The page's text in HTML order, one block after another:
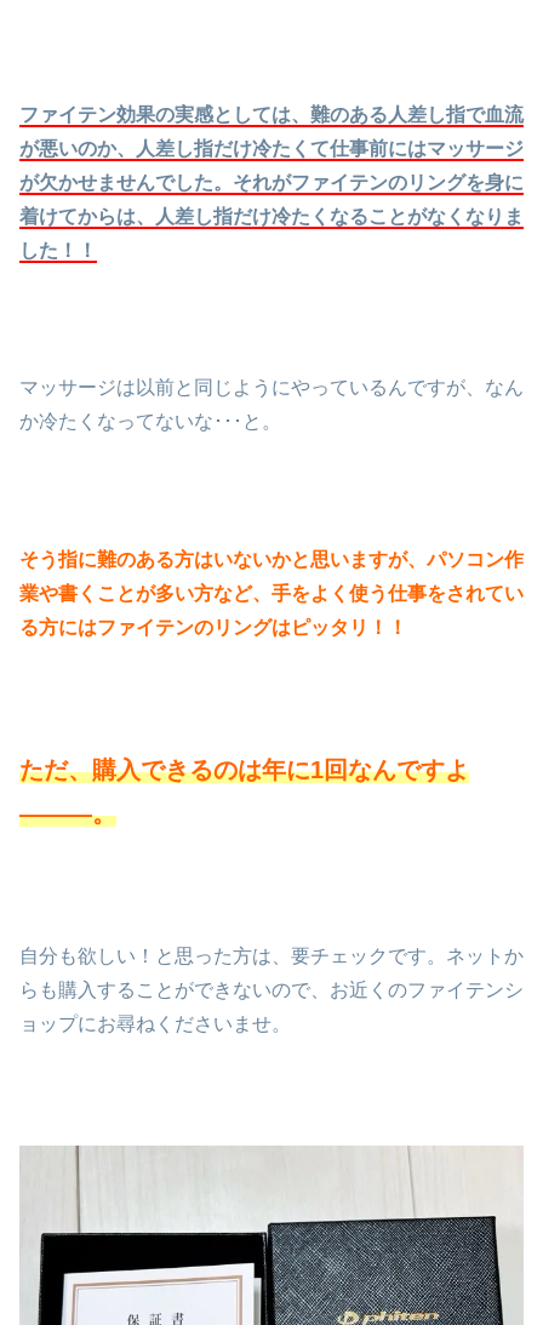
ファイテン効果の実感としては、難のある人差し指で血流
が悪いのか、人差し指だけ冷たくて仕事前にはマッサージ
が欠かせませんでした。それがファイテンのリングを身に
着けてからは、人差し指だけ冷たくなることがなくなりま
した！！
マッサージは以前と同じようにやっているんですが、なん
か冷たくなってないな･･･と。
そう指に難のある方はいないかと思いますが、パソコン作
業や書くことが多い方など、手をよく使う仕事をされてい
る方にはファイテンのリングはピッタリ！！
ただ、購入できるのは年に1回なんですよ
―――。
自分も欲しい！と思った方は、要チェックです。ネットか
らも購入することができないので、お近くのファイテンシ
ョップにお尋ねくださいませ。